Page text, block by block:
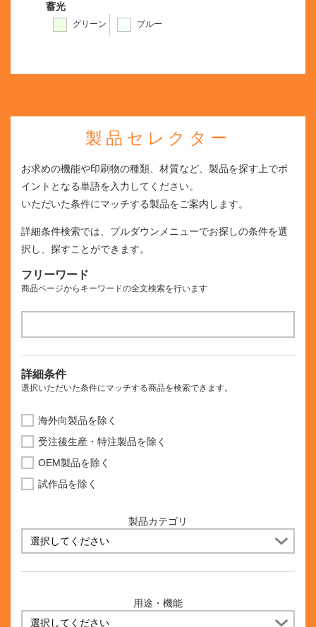
蓄光
グリーン ブルー
製品セレクター
お求めの機能や印刷物の種類、材質など、製品を探す上でポ
イントとなる単語を入力してください。
いただいた条件にマッチする製品をご案内します。
詳細条件検索では、プルダウンメニューでお探しの条件を選
択し、探すことができます。
フリーワード
商品ページからキーワードの全文検索を行います
詳細条件
選択いただいた条件にマッチする商品を検索できます。
海外向製品を除く
受注後生産・特注製品を除く
OEM製品を除く
試作品を除く
製品カテゴリ
用途・機能